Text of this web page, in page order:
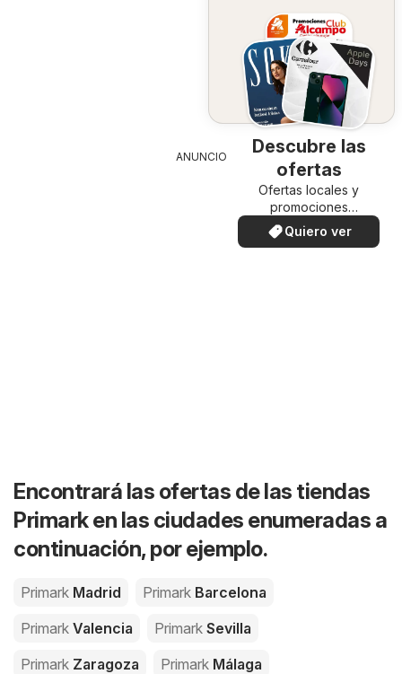
Descubre las
ofertas
Ofertas locales y
promociones
especiales.
Quiero ver
ANUNCIO
Encontrará las ofertas de las tiendas
Primark en las ciudades enumeradas a
continuación, por ejemplo.
Primark Madrid Primark Barcelona
Primark Valencia Primark Sevilla
Primark Zaragoza Primark Málaga